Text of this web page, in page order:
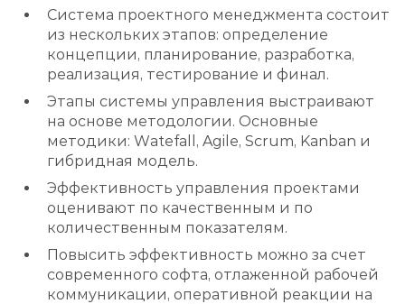
Система проектного менеджмента состоит
из нескольких этапов: определение
концепции, планирование, разработка,
реализация, тестирование и финал.
Этапы системы управления выстраивают
на основе методологии. Основные
методики: Watefall, Agile, Scrum, Kanban и
гибридная модель.
Эффективность управления проектами
оценивают по качественным и по
количественным показателям.
Повысить эффективность можно за счет
современного софта, отлаженной рабочей
коммуникации, оперативной реакции на